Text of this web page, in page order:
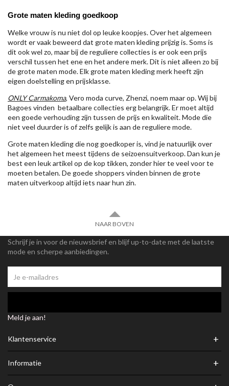
Grote maten kleding goedkoop
Welke vrouw is nu niet dol op leuke koopjes. Over het algemeen
wordt er vaak beweerd dat grote maten kleding prijzig is. Soms is
dit ook wel zo, maar bij de reguliere collecties is er ook een prijs
verschil tussen het ene en het andere merk. Dit is niet alleen zo bij
de grote maten mode. Elk grote maten kleding merk heeft zijn
eigen doelstelling en prijsklasse.
ONLY Carmakoma, Vero moda curve, Zhenzi, noem maar op. Wij bij
Bagoes vinden betaalbare collecties erg belangrijk. Er moet altijd
een goede verhouding zijn tussen de prijs en kwaliteit. Mode die
niet veel duurder is of zelfs gelijk is aan de reguliere mode.
Grote maten kleding die nog goedkoper is, vind je natuurlijk over
het algemeen het meest tijdens de seizoensuitverkoop. Dan kun je
best een leuk artikel op de kop tikken, zonder hier te veel voor te
moeten betalen. De goede shoppers vinden binnen de grote
maten uitverkoop altijd iets naar hun zin.
NAAR BOVEN
Schrijf je in voor de nieuwsbrief en blijf up-to-date met de laatste
mode en scherpe aanbiedingen.
Meld je aan!
Klantenservice +
Informatie +